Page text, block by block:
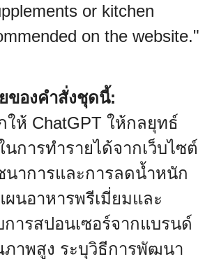
or kitchen
on the website."
ของคำสั่งชุดนี้:
ให้ ChatGPT ให้กลยุทธ์
การทำรายได้จากเว็บไซต์
นาการและการลดน้ำหนัก
นอาหารพรีเมี่ยมและ
การสปอนเซอร์จากแบรนด์
าพสูง ระบุวิธีการพัฒนา